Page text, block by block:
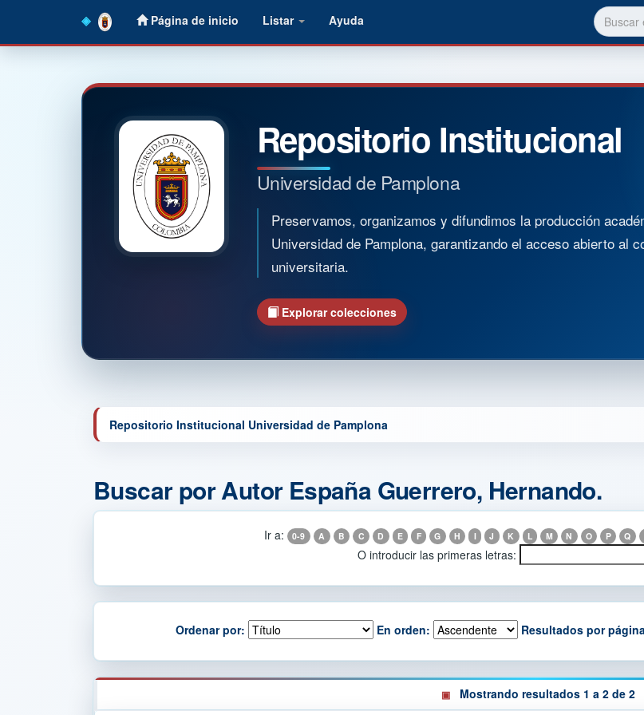
Página de inicio Listar Ayuda
Repositorio Institucional
Universidad de Pamplona
Preservamos, organizamos y difundimos la producción
Universidad de Pamplona, garantizando el acceso abierto al
universitaria.
Explorar colecciones
Repositorio Institucional Universidad de Pamplona
Buscar por Autor España Guerrero, Hernando.
Ir a: 0-9 A B C D E F G H I J K L M N O P Q
O introducir las primeras letras:
Ordenar por: En orden: Resultados por página
Mostrando resultados 1 a 2 de 2